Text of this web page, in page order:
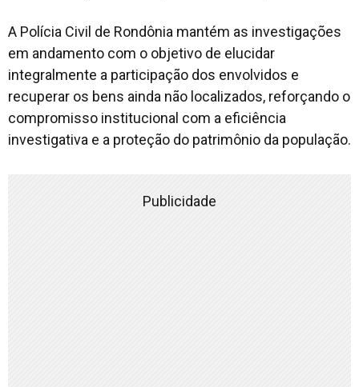
A Polícia Civil de Rondônia mantém as investigações
em andamento com o objetivo de elucidar
integralmente a participação dos envolvidos e
recuperar os bens ainda não localizados, reforçando o
compromisso institucional com a eficiência
investigativa e a proteção do patrimônio da população.
Publicidade